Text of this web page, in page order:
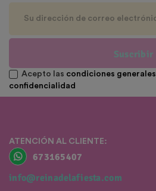
Suscribir
Acepto las condiciones generales
confidencialidad
ATENCIÓN AL CLIENTE:
673165407
info@reinadelafiesta.com